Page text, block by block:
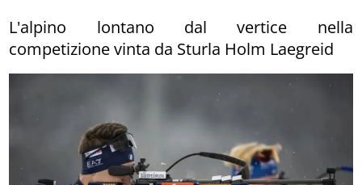
L'alpino lontano dal vertice nella
competizione vinta da Sturla Holm Laegreid